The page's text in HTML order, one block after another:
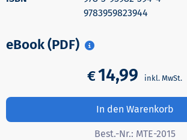
9783959823944
eBook (PDF)
€14,99
In den Warenkorb
Best.-Nr.: MTE-2015